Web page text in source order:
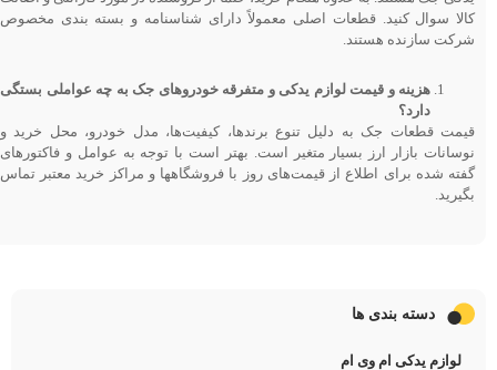
دسته بندی ها
لوازم یدکی ام وی ام
کالا سوال کنید. قطعات اصلی معمولاً دارای شناسنامه و بسته ‌بندی مخصوص
شرکت سازنده هستند.
هزینه و قیمت لوازم یدکی و متفرقه خودروهای جک به چه عواملی بستگی
دارد؟
قیمت قطعات جک به دلیل تنوع برندها، کیفیت‌ها، مدل خودرو، محل خرید و
نوسانات بازار ارز بسیار متغیر است. بهتر است با توجه به عوامل و فاکتورهای
گفته شده برای اطلاع از قیمت‌های روز با فروشگاه‎ها و مراکز خرید معتبر تماس
بگیرید.